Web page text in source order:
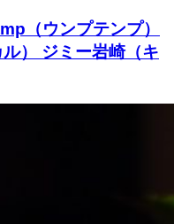
（ウンプテンプ）
） ジミー岩崎（キ